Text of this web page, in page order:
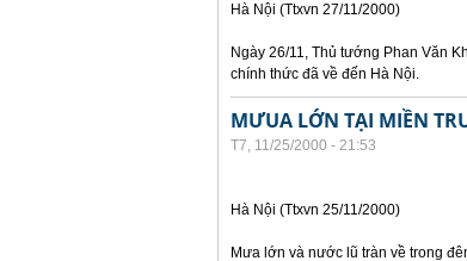
Hà Nội (Ttxvn 27/11/2000)
Ngày 26/11, Thủ tướng Phan Văn
chính thức đã về đến Hà Nội.
MƯUA LỚN TẠI MIỀN
T7, 11/25/2000 - 21:53
Hà Nội (Ttxvn 25/11/2000)
Mưa lớn và nước lũ tràn về trong